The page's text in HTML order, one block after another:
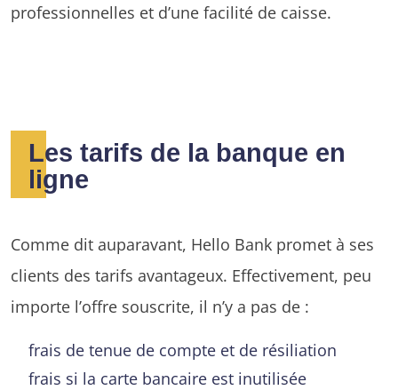
professionnelles et d’une facilité de caisse.
Les tarifs de la banque en
ligne
Comme dit auparavant, Hello Bank promet à ses
clients des tarifs avantageux. Effectivement, peu
importe l’offre souscrite, il n’y a pas de :
frais de tenue de compte et de résiliation
frais si la carte bancaire est inutilisée